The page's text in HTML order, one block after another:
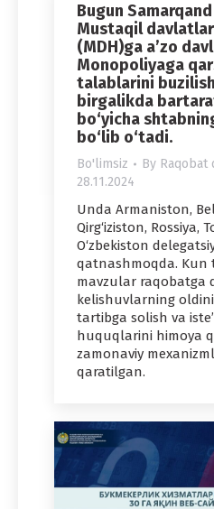
Bugun
Mustaqil
(MDH)ga a’zo
Monopoliyaga
talablarini
birgalikda
bo‘yicha
bo‘lib o‘tadi.
Bo'limsiz By Raqobat
28.11.2024
Unda Armaniston,
Qirg‘iziston, Rossiya,
O‘zbekiston
qatnashmoqda. Kun
mavzular raqobatga
kelishuvlarning
tartibga solish va
huquqlarini himoya
zamonaviy
qaratilgan.